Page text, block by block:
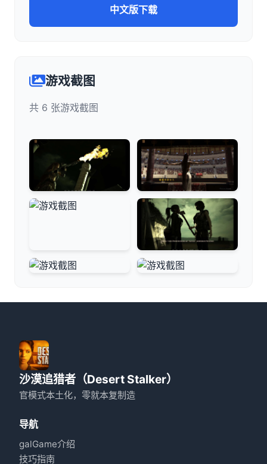
中文版下载
游戏截图
共 6 张游戏截图
沙漠追猎者（Desert Stalker）
官模式本土化，零就本复制造
导航
galGame介绍
技巧指南